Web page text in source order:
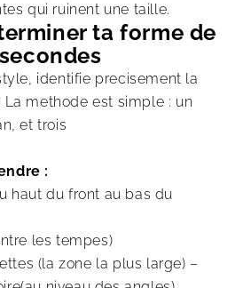
qui ruinent une taille.
ta forme de
identifie precisement la
methode est simple : un
et trois
:
haut du front au bas du
les tempes)
(la zone la plus large) –